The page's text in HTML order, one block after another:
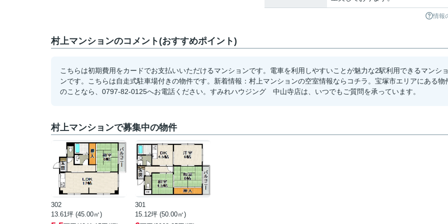
情報
村上マンションのコメント(おすすめポイント)
こちらは初期費用をカードでお支払いいただけるマンションです。電車を利用しやすいことが魅力な2駅利用できるマンショ
ンです。こちらは自走式駐車場付きの物件です。新着情報：村上マンションの空室情報ならコチラ。宝塚市エリアにある物
のことなら、0797-82-0125へお電話ください。すみれハウジング 中山寺店は、いつでもご質問を承っています。
村上マンションで募集中の物件
302
13.61坪 (45.00㎡)
301
15.12坪 (50.00㎡)